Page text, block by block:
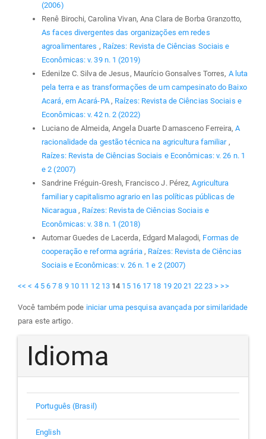
(2006)
Renê Birochi, Carolina Vivan, Ana Clara de Borba Granzotto,
As faces divergentes das organizações em redes
agroalimentares , Raízes: Revista de Ciências Sociais e
Econômicas: v. 39 n. 1 (2019)
Edenilze C. Silva de Jesus, Maurício Gonsalves Torres, A luta
pela terra e as transformações de um campesinato do Baixo
Acará, em Acará-PA, Raízes: Revista de Ciências Sociais e
Econômicas: v. 42 n. 2 (2022)
Luciano de Almeida, Angela Duarte Damasceno Ferreira,A
racionalidade da gestão técnica na agricultura familiar ,
Raízes: Revista de Ciências Sociais e Econômicas: v. 26 n. 1
e 2 (2007)
Sandrine Fréguin-Gresh, Francisco J. Pérez,Agricultura
familiar y capitalismo agrario en las políticas públicas de
Nicaragua , Raízes: Revista de Ciências Sociais e
Econômicas: v. 38 n. 1 (2018)
Automar Guedes de Lacerda, Edgard Malagodi, Formas de
cooperação e reforma agrária , Raízes: Revista de Ciências
Sociais e Econômicas: v. 26 n. 1 e 2 (2007)
<< < 4 5 6 7 8 9 10 11 12 13 14 15 16 17 18 19 20 21 22 23 > >>
Você também pode iniciar uma pesquisa avançada por similaridade
para este artigo.
Idioma
Português (Brasil)
English